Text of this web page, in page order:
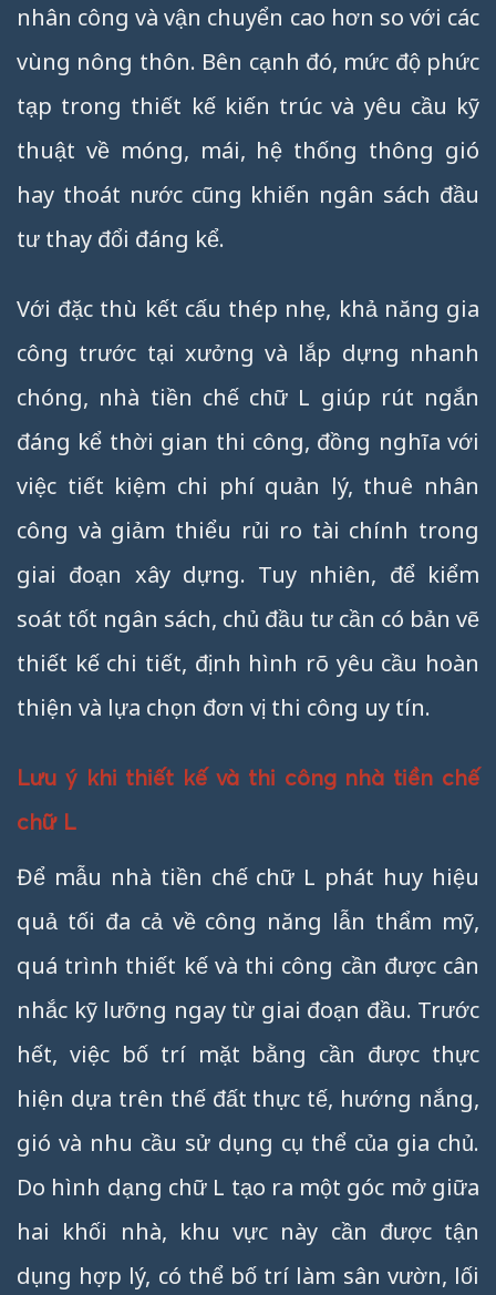
nhân công và vận chuyển cao hơn so với các
vùng nông thôn. Bên cạnh đó, mức độ phức
tạp trong thiết kế kiến trúc và yêu cầu kỹ
thuật về móng, mái, hệ thống thông gió
hay thoát nước cũng khiến ngân sách đầu
tư thay đổi đáng kể.
Với đặc thù kết cấu thép nhẹ, khả năng gia
công trước tại xưởng và lắp dựng nhanh
chóng, nhà tiền chế chữ L giúp rút ngắn
đáng kể thời gian thi công, đồng nghĩa với
việc tiết kiệm chi phí quản lý, thuê nhân
công và giảm thiểu rủi ro tài chính trong
giai đoạn xây dựng. Tuy nhiên, để kiểm
soát tốt ngân sách, chủ đầu tư cần có bản vẽ
thiết kế chi tiết, định hình rõ yêu cầu hoàn
thiện và lựa chọn đơn vị thi công uy tín.
Lưu ý khi thiết kế và thi công nhà tiền chế
chữ L
Để mẫu nhà tiền chế chữ L phát huy hiệu
quả tối đa cả về công năng lẫn thẩm mỹ,
quá trình thiết kế và thi công cần được cân
nhắc kỹ lưỡng ngay từ giai đoạn đầu. Trước
hết, việc bố trí mặt bằng cần được thực
hiện dựa trên thế đất thực tế, hướng nắng,
gió và nhu cầu sử dụng cụ thể của gia chủ.
Do hình dạng chữ L tạo ra một góc mở giữa
hai khối nhà, khu vực này cần được tận
dụng hợp lý, có thể bố trí làm sân vườn, lối